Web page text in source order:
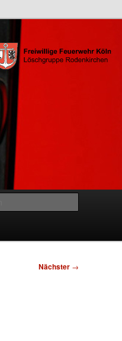
Nächster →